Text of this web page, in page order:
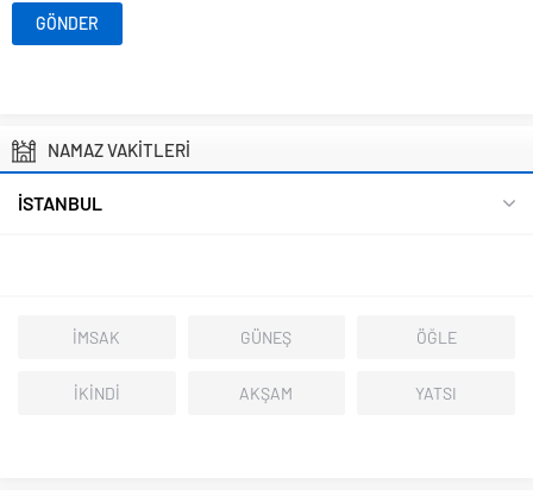
NAMAZ VAKİTLERİ
İSTANBUL
İMSAK GÜNEŞ ÖĞLE
İKİNDİ AKŞAM YATSI